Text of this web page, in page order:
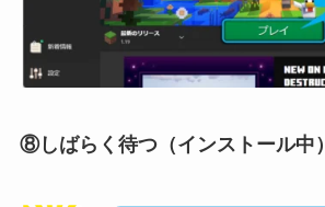
⑧しばらく待つ（インストール中）